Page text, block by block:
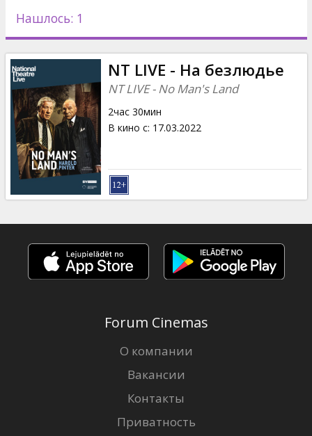
Новости
Подарки
Кинозакуски
B2B
Клуб
Нашлось: 1
NT LIVE - На безлюдье
NT LIVE - No Man's Land
2час 30мин
В кино с: 17.03.2022
Forum Cinemas
О компании
Вакансии
Контакты
Приватность